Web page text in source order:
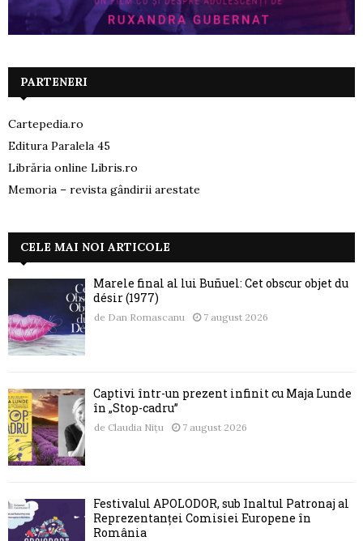
PARTENERI
Cartepedia.ro
Editura Paralela 45
Librăria online Libris.ro
Memoria – revista gândirii arestate
CELE MAI NOI ARTICOLE
Marele final al lui Buñuel: Cet obscur objet du
désir (1977)
de Dan Romascanu 7 august 2026
Captivi într-un prezent infinit cu Maja Lunde
în „Stop-cadru”
de Claudia Nițu 7 august 2026
Festivalul APOLODOR, sub Înaltul Patronaj al
Reprezentanței Comisiei Europene în
România